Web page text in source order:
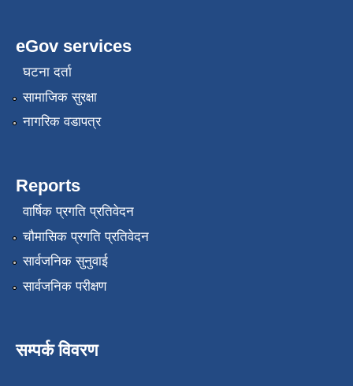
eGov services
घटना दर्ता
सामाजिक सुरक्षा
नागरिक वडापत्र
Reports
वार्षिक प्रगति प्रतिवेदन
चौमासिक प्रगति प्रतिवेदन
सार्वजनिक सुनुवाई
सार्वजनिक परीक्षण
सम्पर्क विवरण